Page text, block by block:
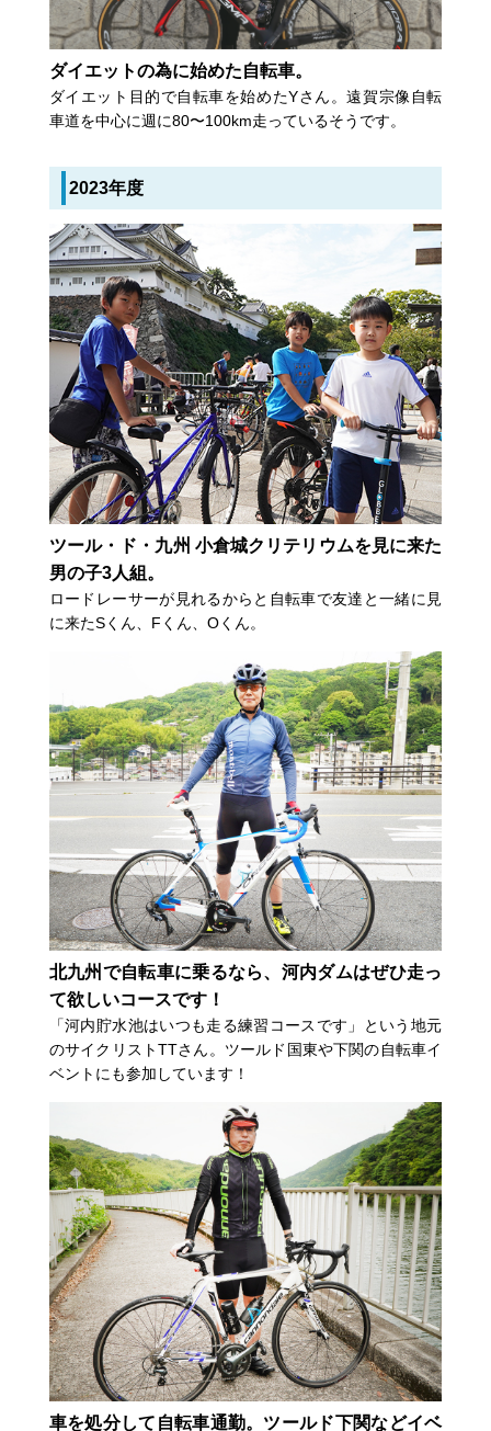
ダイエットの為に始めた自転車。
ダイエット目的で自転車を始めたYさん。遠賀宗像自転
車道を中心に週に80〜100km走っているそうです。
2023年度
ツール・ド・九州 小倉城クリテリウムを見に来た
男の子3人組。
ロードレーサーが見れるからと自転車で友達と一緒に見
に来たSくん、Fくん、Oくん。
北九州で自転車に乗るなら、河内ダムはぜひ走っ
て欲しいコースです！
「河内貯水池はいつも走る練習コースです」という地元
のサイクリストTTさん。ツールド国東や下関の自転車イ
ベントにも参加しています！
車を処分して自転車通勤。ツールド下関などイベ